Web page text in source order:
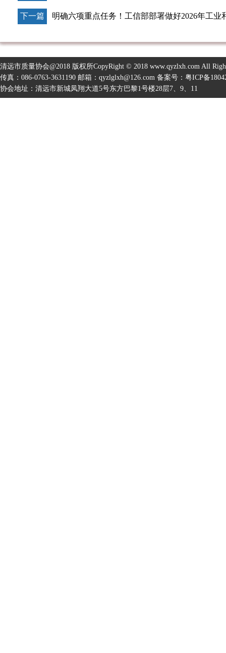
下一篇 明确六项重点任务！工信部部署做好2026年工业
清远市质量协会@2018 版权所CopyRight © 2018 www.qyzlxh.com All
传真：086-0763-3631190 邮箱：qyzlglxh@126.com 备案号： 粤ICP备
协会地址：清远市新城凤翔大道5号东方巴黎1号楼28层7、9、11